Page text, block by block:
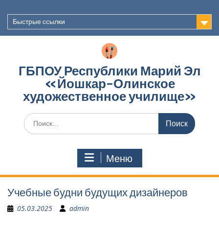
содержимому
Быстрые ссылки
ГБПОУ Республики Марий Эл
«Йошкар-Олинское
художественное училище»
Поиск
по:
Меню
Учебные будни будущих дизайнеров
05.03.2025 admin